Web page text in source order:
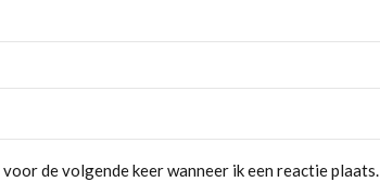
de volgende keer wanneer ik een reactie plaats.